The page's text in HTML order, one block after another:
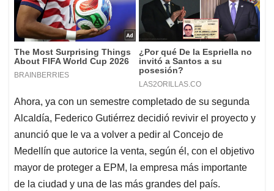
Ahora, ya con un semestre completado de su segunda
Alcaldía, Federico Gutiérrez decidió revivir el proyecto y
anunció que le va a volver a pedir al Concejo de
Medellín que autorice la venta, según él, con el objetivo
mayor de proteger a EPM, la empresa más importante
de la ciudad y una de las más grandes del país.